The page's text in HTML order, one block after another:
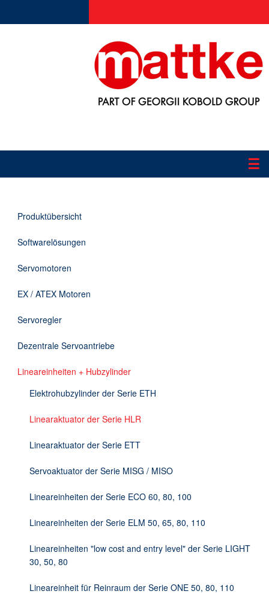
☰
Applikationen
Informationen
Downloads
Kontakt
Produktübersicht
Softwarelösungen
Servomotoren
EX / ATEX Motoren
Servoregler
Dezentrale Servoantriebe
Lineareinheiten + Hubzylinder
Elektrohubzylinder der Serie ETH
Linearaktuator der Serie HLR
Linearaktuator der Serie ETT
Servoaktuator der Serie MISG / MISO
Lineareinheiten der Serie ECO 60, 80, 100
Lineareinheiten der Serie ELM 50, 65, 80, 110
Lineareinheiten "low cost and entry level" der Serie LIGHT
30, 50, 80
Lineareinheit für Reinraum der Serie ONE 50, 80, 110